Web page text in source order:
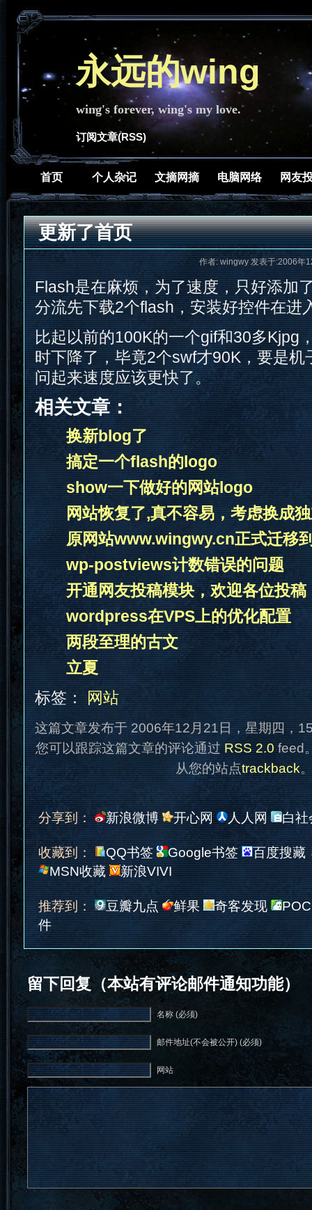
永远的wing
wing's forever, wing's my love.
订阅文章(RSS)
首页 个人杂记 文摘网摘 电脑网络 网友
更新了首页
作者: wingwy 发表于:2006年
Flash是在麻烦，为了速度，只好添加
分流先下载2个flash，安装好控件在进
比起以前的100K的一个gif和30多Kjpg
时下降了，毕竟2个swf才90K，要是机
问起来速度应该更快了。
相关文章：
换新blog了
搞定一个flash的logo
show一下做好的网站logo
网站恢复了,真不容易，考虑换成
原网站www.wingwy.cn正式迁移
wp-postviews计数错误的问题
开通网友投稿模块，欢迎各位投稿
wordpress在VPS上的优化配置
两段至理的古文
立夏
标签： 网站
这篇文章发布于 2006年12月21日，星期四，
您可以跟踪这篇文章的评论通过RSS 2.0 feed
从您的站点trackback
分享到： 新浪微博 开心网 人人网 白社
收藏到： QQ书签 Google书签
百度搜藏
MSN收藏
新浪VIVI
推荐到： 豆瓣九点 鲜果 奇客发现
件
留下回复（本站有评论邮件通知功能）
名称 (必须)
邮件地址(不会被公开) (必须)
网站